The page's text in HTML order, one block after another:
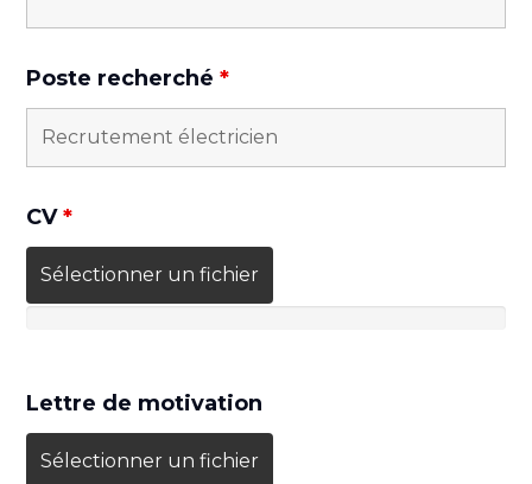
Poste recherché *
CV*
Sélectionner un fichier
Lettre de motivation
Sélectionner un fichier